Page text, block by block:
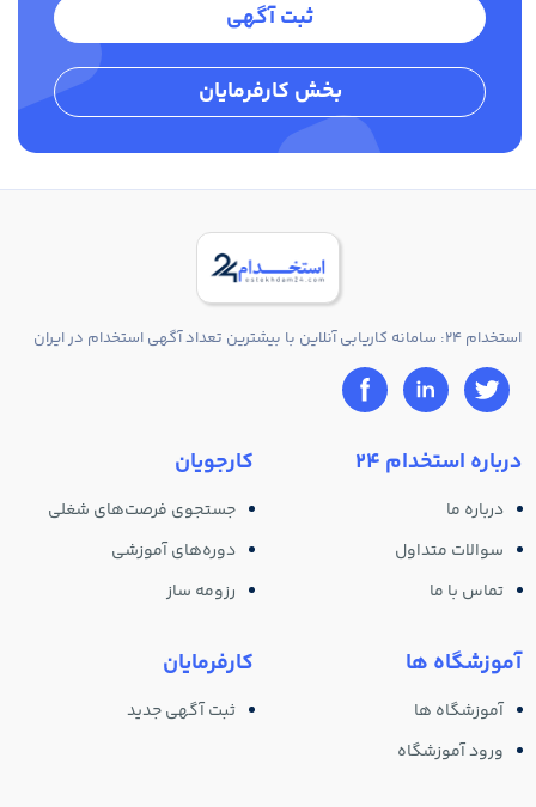
ثبت آگهی
بخش کارفرمایان
استخدام 24: سامانه کاریابی آنلاین با بیشترین تعداد آگهی استخدام در ایران
درباره استخدام 24
درباره ما
سوالات متداول
تماس با ما
آموزشگاه ها
آموزشگاه ها
ورود آموزشگاه
کارجویان
جستجوی فرصت‌های شغلی
دوره‌های آموزشی
رزومه ساز
کارفرمایان
ثبت آگهی جدید